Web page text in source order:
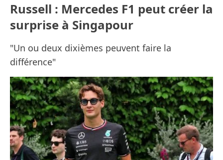
Russell : Mercedes F1 peut créer la
surprise à Singapour
"Un ou deux dixièmes peuvent faire la
différence"